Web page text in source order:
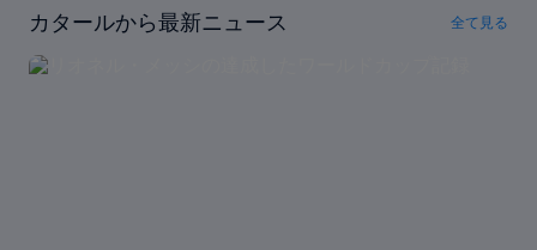
カタールから最新ニュース 全て見る